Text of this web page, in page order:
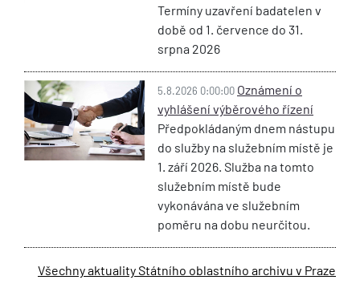
Termíny uzavření badatelen v
době od 1. července do 31.
srpna 2026
5.8.2026 0:00:00 Oznámení o
vyhlášení výběrového řízení
Předpokládaným dnem nástupu
do služby na služebním místě je
1. září 2026. Služba na tomto
služebním místě bude
vykonávána ve služebním
poměru na dobu neurčitou.
Všechny aktuality Státního oblastního archivu v Praze